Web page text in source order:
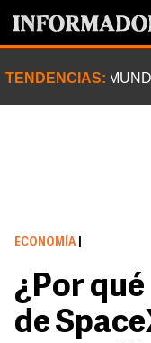
TENDENCIAS:
ECONOMÍA
¿Por
de